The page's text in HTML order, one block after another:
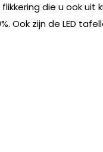
die u ook
Ook zijn de LED